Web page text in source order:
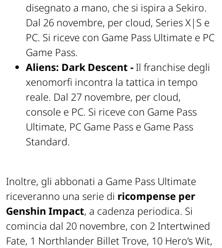
disegnato a mano, che si ispira a Sekiro.
Dal 26 novembre, per cloud, Series X|S e
PC. Si riceve con Game Pass Ultimate e PC
Game Pass.
Aliens: Dark Descent - Il franchise degli
xenomorfi incontra la tattica in tempo
reale. Dal 27 novembre, per cloud,
console e PC. Si riceve con Game Pass
Ultimate, PC Game Pass e Game Pass
Standard.
Inoltre, gli abbonati a Game Pass Ultimate
riceveranno una serie di ricompense per
Genshin Impact, a cadenza periodica. Si
comincia dal 20 novembre, con 2 Intertwined
Fate, 1 Northlander Billet Trove, 10 Hero’s Wit,